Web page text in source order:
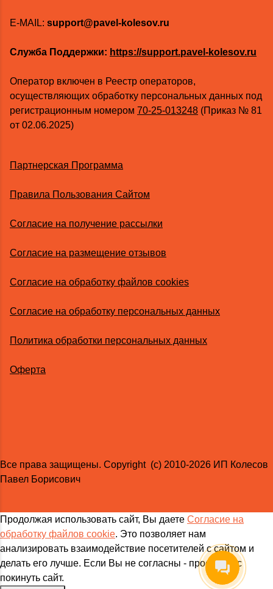
E-MAIL: support@pavel-kolesov.ru
Служба Поддержки: https://support.pavel-kolesov.ru
Оператор включен в Реестр операторов,
осуществляющих обработку персональных данных под
регистрационным номером 70-25-013248 (Приказ № 81
от 02.06.2025)
Партнерская Программа
Правила Пользования Сайтом
Согласие на получение рассылки
Согласие на размещение отзывов
Согласие на обработку файлов cookies
Согласие на обработку персональных данных
Политика обработки персональных данных
Оферта
Все права защищены. Copyright (с) 2010-2026 ИП Колесов
Павел Борисович
Продолжая использовать сайт, Вы даете Согласие на
обработку файлов cookie. Это позволяет нам
анализировать взаимодействие посетителей с сайтом и
делать его лучше. Если Вы не согласны - просим Вас
покинуть сайт.